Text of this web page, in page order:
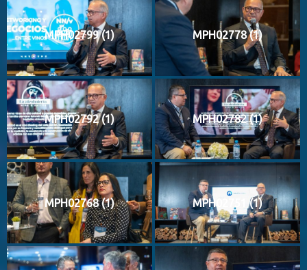
MPH02799 (1) MPH02778 (1)
MPH02792 (1) MPH02782 (1)
MPH02768 (1) MPH02751 (1)